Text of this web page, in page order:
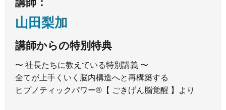
山田梨加
講師からの特別特典
〜 社長たちに教えている特別講義 〜
全てが上手くいく脳内構造へと再構築する
ヒプノティックパワー®︎【 ごきげん脳覚醒 】より